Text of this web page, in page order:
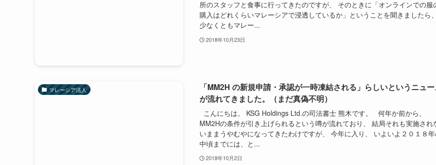
所のスタッフと食事に行ってきたのですが、 そのときに「オンラインでの服
購入はどれくらいマレーシアで浸透しているか」ということを聞きましたら、
少なくともマレー...
2018年10月23日
マレーシア法人
「MM2H の新規申請・承認が一時凍結される」らしいというニュ
が流れてきました。（まだ真偽不明）
こんにちは。 KSG Holdings Ltd.の司法書士 熊木です。 何年か前から、
MM2Hの条件が引き上げられるという噂が流れており、 結局それも実施され
いままうやむやになってきたわけですが、 今年に入り、 いよいよ２０１８
中頃までには、と...
2018年10月2日